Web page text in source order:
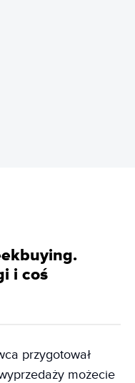
i coś
przygotował
możecie